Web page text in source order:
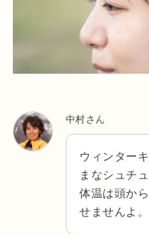
中村さん
ウィンター
まなシュチ
体温は頭か
せませんよ。